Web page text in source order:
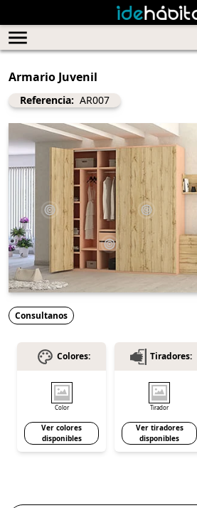
Armario Juvenil
Referencia: AR007
Consultanos
Colores:
Color
Ver colores
disponibles
Tiradores:
Tirador
Ver tiradores
disponibles